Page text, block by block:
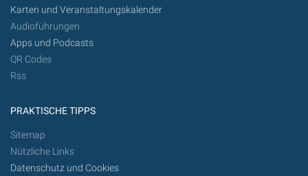
Karten und Veranstaltungskalender
Audioführungen
Apps und Podcasts
QR Codes
Rss
PRAKTISCHE TIPPS
Sitemap
Nützliche Links
Datenschutz und Cookies